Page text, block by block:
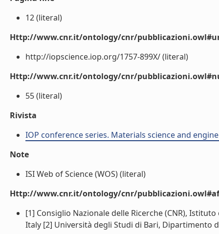
12 (literal)
Http://www.cnr.it/ontology/cnr/
http://iopscience.iop.org/1757-899X/ (literal)
Http://www.cnr.it/ontology/cnr/
55 (literal)
Rivista
IOP conference series. Materials science and
Note
ISI Web of Science (WOS) (literal)
Http://www.cnr.it/ontology/cnr/
[1] Consiglio Nazionale delle Ricerche (CNR),
Italy [2] Università degli Studi di Bari, Dipartimento